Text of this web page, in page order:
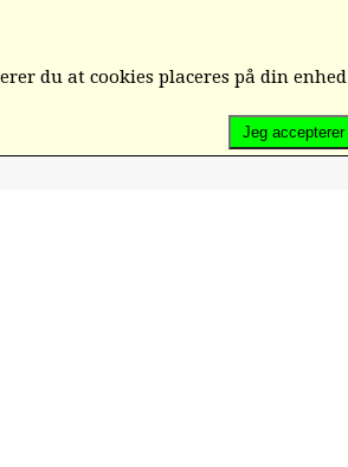
du at cookies placeres på din enhed
Jeg accepterer